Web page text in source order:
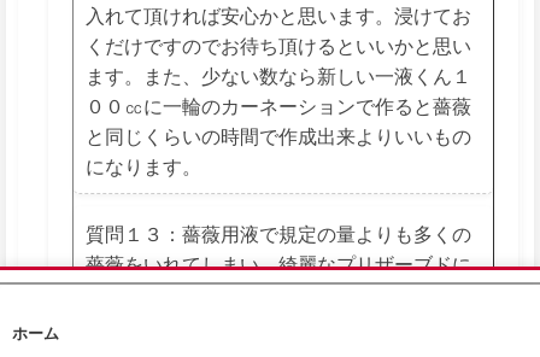
入れて頂ければ安心かと思います。浸けてお
くだけですのでお待ち頂けるといいかと思い
ます。また、少ない数なら新しい一液くん１
００㏄に一輪のカーネーションで作ると薔薇
と同じくらいの時間で作成出来よりいいもの
になります。
質問１３：薔薇用液で規定の量よりも多くの
薔薇をいれてしまい、綺麗なプリザーブドに
仕上がらないのですが何か良い方法はありま
ホーム